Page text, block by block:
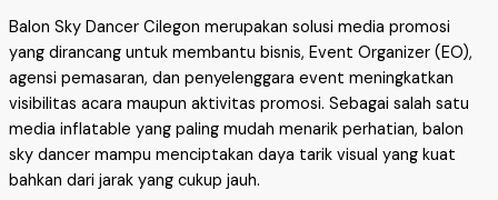
Balon Sky Dancer Cilegon merupakan solusi media promosi
yang dirancang untuk membantu bisnis, Event Organizer (EO),
agensi pemasaran, dan penyelenggara event meningkatkan
visibilitas acara maupun aktivitas promosi. Sebagai salah satu
media inflatable yang paling mudah menarik perhatian, balon
sky dancer mampu menciptakan daya tarik visual yang kuat
bahkan dari jarak yang cukup jauh.